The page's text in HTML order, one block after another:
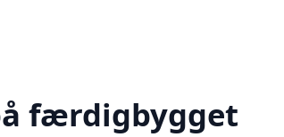
færdigbygget